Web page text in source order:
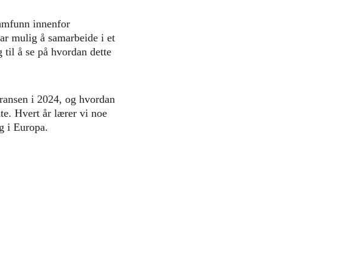
innenfor
mulig å samarbeide i et
å se på hvordan dette
i 2024, og hvordan
Hvert år lærer vi noe
i Europa.